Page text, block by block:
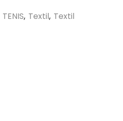
TENIS, Textil, Textil